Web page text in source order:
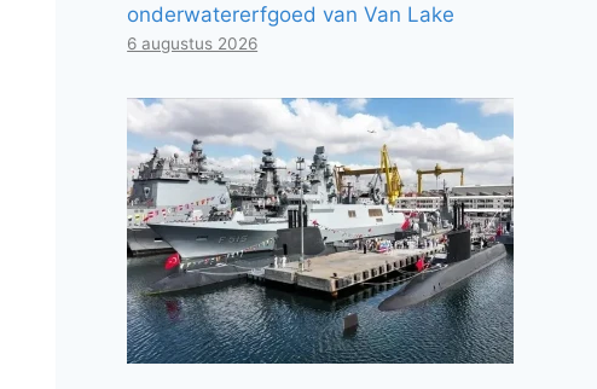
onderwatererfgoed van Van Lake
6 augustus 2026